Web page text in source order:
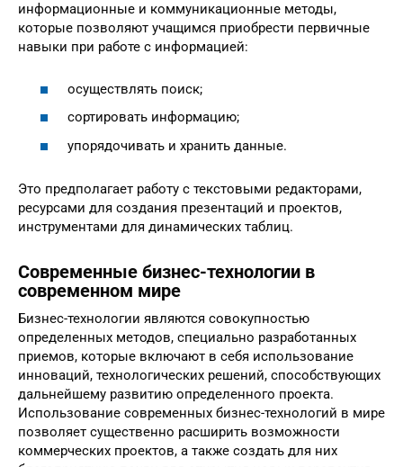
информационные и коммуникационные методы,
которые позволяют учащимся приобрести первичные
навыки при работе с информацией:
осуществлять поиск;
сортировать информацию;
упорядочивать и хранить данные.
Это предполагает работу с текстовыми редакторами,
ресурсами для создания презентаций и проектов,
инструментами для динамических таблиц.
Современные бизнес-технологии в
современном мире
Бизнес-технологии являются совокупностью
определенных методов, специально разработанных
приемов, которые включают в себя использование
инноваций, технологических решений, способствующих
дальнейшему развитию определенного проекта.
Использование современных бизнес-технологий в мире
позволяет существенно расширить возможности
коммерческих проектов, а также создать для них